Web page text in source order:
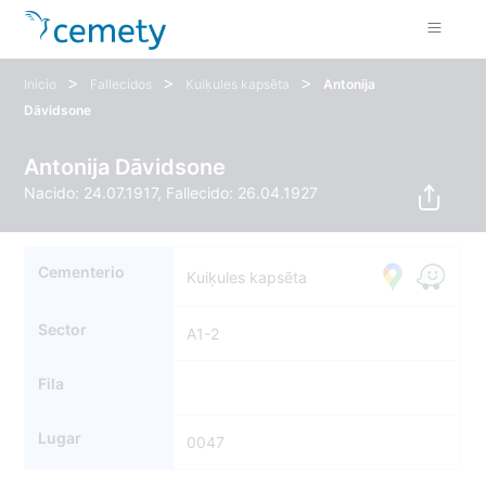
Inicio > Fallecidos > Kuiķules kapsēta >
Antonija
Dāvidsone
Antonija Dāvidsone
Nacido: 24.07.1917, Fallecido: 26.04.1927
Cementerio Kuiķules kapsēta
Sector A1-2
Fila
Lugar 0047